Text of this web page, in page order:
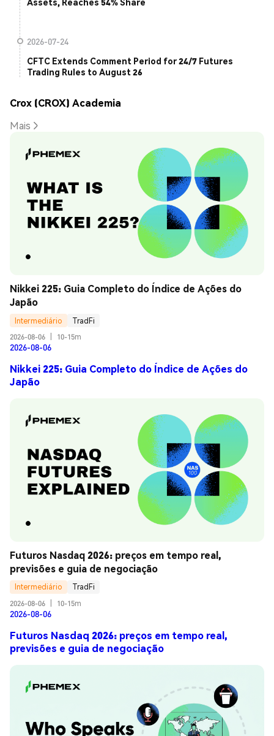
2026-07-24
CFTC Extends Comment Period for 24/7 Futures
Trading Rules to August 26
Crox (CROX) Academia
Mais
Nikkei 225: Guia Completo do Índice de Ações do
Japão
Intermediário
TradFi
2026-08-06
10-15m
2026-08-06
Nikkei 225: Guia Completo do Índice de Ações do
Japão
Futuros Nasdaq 2026: preços em tempo real,
previsões e guia de negociação
Intermediário
TradFi
2026-08-06
10-15m
2026-08-06
Futuros Nasdaq 2026: preços em tempo real,
previsões e guia de negociação